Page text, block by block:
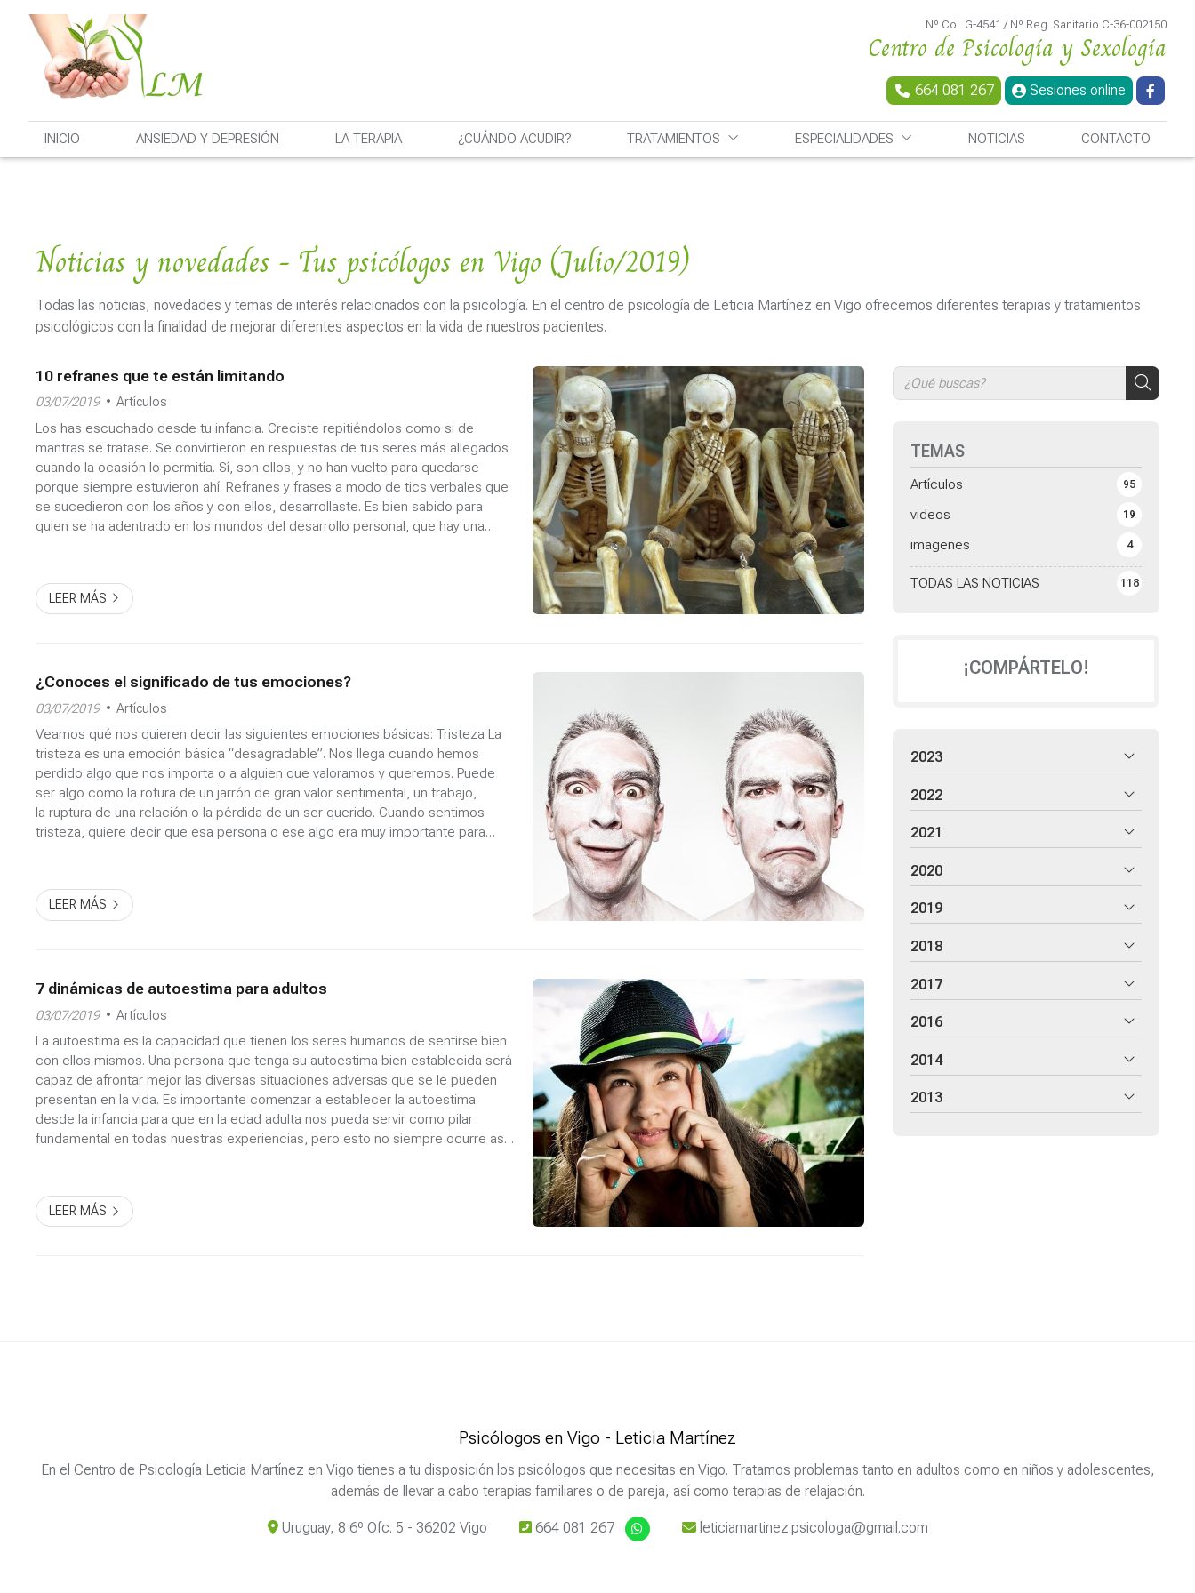
Nº Col. G-4541 / Nº Reg. Sanitario C-36-002150
Centro de Psicología y Sexología
664 081 267 Sesiones online
INICIO ANSIEDAD Y DEPRESIÓN LA TERAPIA ¿CUÁNDO ACUDIR? TRATAMIENTOS ESPECIALIDADES NOTICIAS CONTACTO
Noticias y novedades - Tus psicólogos en Vigo (Julio/2019)
Todas las noticias, novedades y temas de interés relacionados con la psicología. En el centro de psicología de Leticia Martínez en Vigo ofrecemos diferentes terapias y tratamientos
psicológicos con la finalidad de mejorar diferentes aspectos en la vida de nuestros pacientes.
TEMAS
TODAS LAS NOTICIAS 118
Artículos 95
videos 19
imagenes 4
10 refranes que te están limitando
03/07/2019 Artículos
Los has escuchado desde tu infancia. Creciste repitiéndolos como si de
mantras se tratase. Se convirtieron en respuestas de tus seres más allegados
cuando la ocasión lo permitía. Sí, son ellos, y no han vuelto para quedarse
porque siempre estuvieron ahí. Refranes y frases a modo de tics verbales que
se sucedieron con los años y con ellos, desarrollaste. Es bien sabido para
quien se ha adentrado en los mundos del desarrollo personal, que hay una
LEER MÁS
¿Conoces el significado de tus emociones?
03/07/2019 Artículos
Veamos qué nos quieren decir las siguientes emociones básicas: Tristeza La
tristeza es una emoción básica “desagradable”. Nos llega cuando hemos
perdido algo que nos importa o a alguien que valoramos y queremos. Puede
ser algo como la rotura de un jarrón de gran valor sentimental, un trabajo,
la ruptura de una relación o la pérdida de un ser querido. Cuando sentimos
tristeza, quiere decir que esa persona o ese algo era muy importante para
LEER MÁS
7 dinámicas de autoestima para adultos
03/07/2019 Artículos
La autoestima es la capacidad que tienen los seres humanos de sentirse bien
con ellos mismos. Una persona que tenga su autoestima bien establecida será
capaz de afrontar mejor las diversas situaciones adversas que se le pueden
presentan en la vida. Es importante comenzar a establecer la autoestima
desde la infancia para que en la edad adulta nos pueda servir como pilar
fundamental en todas nuestras experiencias, pero esto no siempre ocurre así.
LEER MÁS
¡COMPÁRTELO!
2023
2022
2021
2020
2019
2018
2017
2016
2014
2013
Psicólogos en Vigo - Leticia Martínez
En el Centro de Psicología Leticia Martínez en Vigo tienes a tu disposición los psicólogos que necesitas en Vigo. Tratamos problemas tanto en adultos como en niños y adolescentes,
además de llevar a cabo terapias familiares o de pareja, así como terapias de relajación.
Uruguay, 8 6º Ofc. 5 - 36202 Vigo 664 081 267 leticiamartinez.psicologa@gmail.com